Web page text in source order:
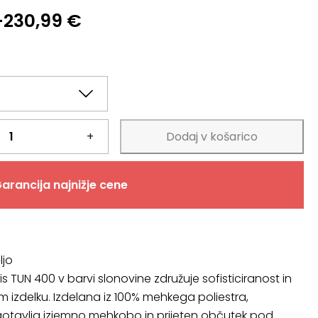
230,99 €
+ Dodaj v košarico
najnižje cene
TUN 400 v barvi slonovine združuje sofisticiranost in
izdelku. Izdelana iz 100% mehkega poliestra,